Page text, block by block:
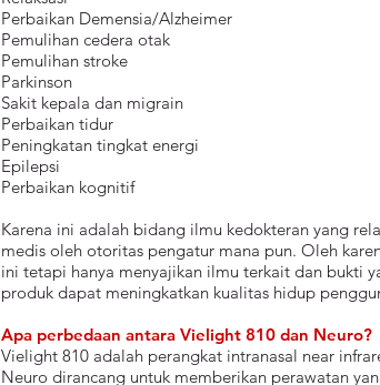
Perbaikan Demensia/Alzheimer
Pemulihan cedera otak
Pemulihan stroke
Parkinson
Sakit kepala dan migrain
Perbaikan tidur
Peningkatan tingkat energi
Epilepsi
Perbaikan kognitif
Karena ini adalah bidang ilmu kedokteran yang
medis oleh otoritas pengatur mana pun. Oleh
ini tetapi hanya menyajikan ilmu terkait dan bukti
produk dapat meningkatkan kualitas hidup
Apa perbedaan antara Vielight 810 dan Neuro?
Vielight 810 adalah perangkat intranasal near
Neuro dirancang untuk memberikan perawatan